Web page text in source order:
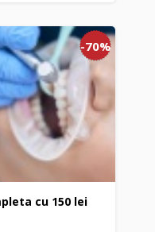
-70%
cu 150 lei